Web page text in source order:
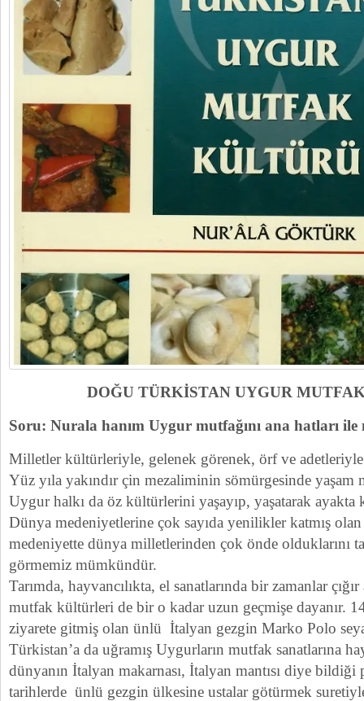
DOĞU TÜRKİSTAN UYGUR
Soru: Nurala hanım Uygur mutfağını ana hatları ile
Milletler kültürleriyle, gelenek görenek, örf ve adetleriyle
Yüz yıla yakındır çin mezaliminin sömürgesinde yaşam
Uygur halkı da öz kültürlerini yaşayıp, yaşatarak ayakta
Dünya medeniyetlerine çok sayıda yenilikler katmış
medeniyette dünya milletlerinden çok önde olduklarını
görmemiz mümkündür.
Tarımda, hayvancılıkta, el sanatlarında bir zamanlar
mutfak kültürleri de bir o kadar uzun geçmişe dayanır.
ziyarete gitmiş olan ünlü İtalyan gezgin Marko Polo
Türkistan’a da uğramış Uygurların mutfak sanatlarına
dünyanın İtalyan makarnası, İtalyan mantısı diye
tarihlerde ünlü gezgin ülkesine ustalar götürmek suretiyle